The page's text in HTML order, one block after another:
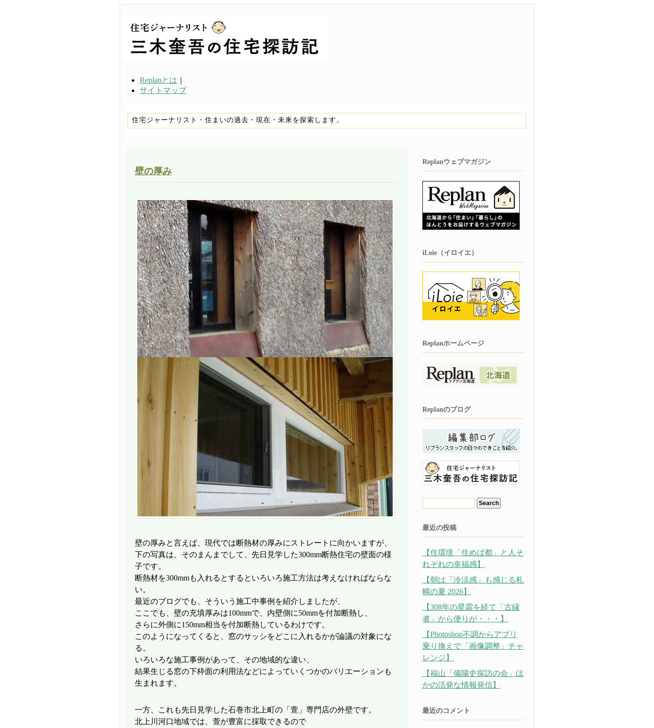
Replanとは
サイトマップ
住宅ジャーナリスト・住まいの過去・現在・未来を探索します。
壁の厚み
壁の厚みと言えば、現代では断熱材の厚みにストレートに向かいますが、
下の写真は、そのまんまでして、先日見学した300mm断熱住宅の壁面の様
子です。
断熱材を300mmも入れるとするといろいろ施工方法は考えなければならな
い。
最近のブログでも、そういう施工中事例を紹介しましたが、
ここでも、壁の充填厚みは100mmで、内壁側に50mmを付加断熱し、
さらに外側に150mm相当を付加断熱しているわけです。
このようになってくると、窓のサッシをどこに入れるかが論議の対象にな
る。
いろいろな施工事例があって、その地域的な違い、
結果生じる窓の下枠面の利用法などによっていくつかのバリエーションも
生まれます。
一方、これも先日見学した石巻市北上町の「萱」専門店の外壁です。
北上川河口地域では、萱が豊富に採取できるので
Replanウェブマガジン
iLoie（イロイエ）
Replanホームページ
Replanのブログ
最近の投稿
【住環境「住めば都」と人そ
れぞれの幸福感】
【朝は「冷涼感」も感じる札
幌の夏 2026】
【308年の星霜を経て「古縁
者」から便りが・・・】
【Photoshop不調からアプリ
乗り換えで「画像調整」チャ
レンジ】
【福山「備陽史探訪の会」ほ
かの活発な情報発信】
最近のコメント